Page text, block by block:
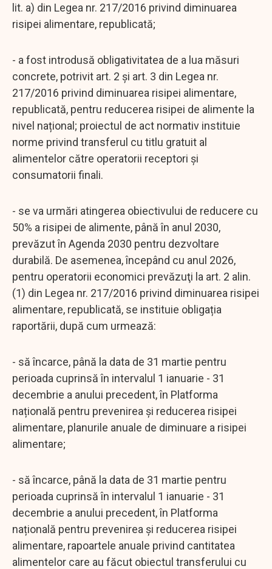
lit. a) din Legea nr. 217/2016 privind diminuarea
risipei alimentare, republicată;
- a fost introdusă obligativitatea de a lua măsuri
concrete, potrivit art. 2 și art. 3 din Legea nr.
217/2016 privind diminuarea risipei alimentare,
republicată, pentru reducerea risipei de alimente la
nivel național; proiectul de act normativ instituie
norme privind transferul cu titlu gratuit al
alimentelor către operatorii receptori şi
consumatorii finali.
- se va urmări atingerea obiectivului de reducere cu
50% a risipei de alimente, până în anul 2030,
prevăzut în Agenda 2030 pentru dezvoltare
durabilă. De asemenea, începând cu anul 2026,
pentru operatorii economici prevăzuţi la art. 2 alin.
(1) din Legea nr. 217/2016 privind diminuarea risipei
alimentare, republicată, se instituie obligația
raportării, după cum urmează:
- să încarce, până la data de 31 martie pentru
perioada cuprinsă în intervalul 1 ianuarie - 31
decembrie a anului precedent, în Platforma
națională pentru prevenirea și reducerea risipei
alimentare, planurile anuale de diminuare a risipei
alimentare;
- să încarce, până la data de 31 martie pentru
perioada cuprinsă în intervalul 1 ianuarie - 31
decembrie a anului precedent, în Platforma
națională pentru prevenirea și reducerea risipei
alimentare, rapoartele anuale privind cantitatea
alimentelor care au făcut obiectul transferului cu